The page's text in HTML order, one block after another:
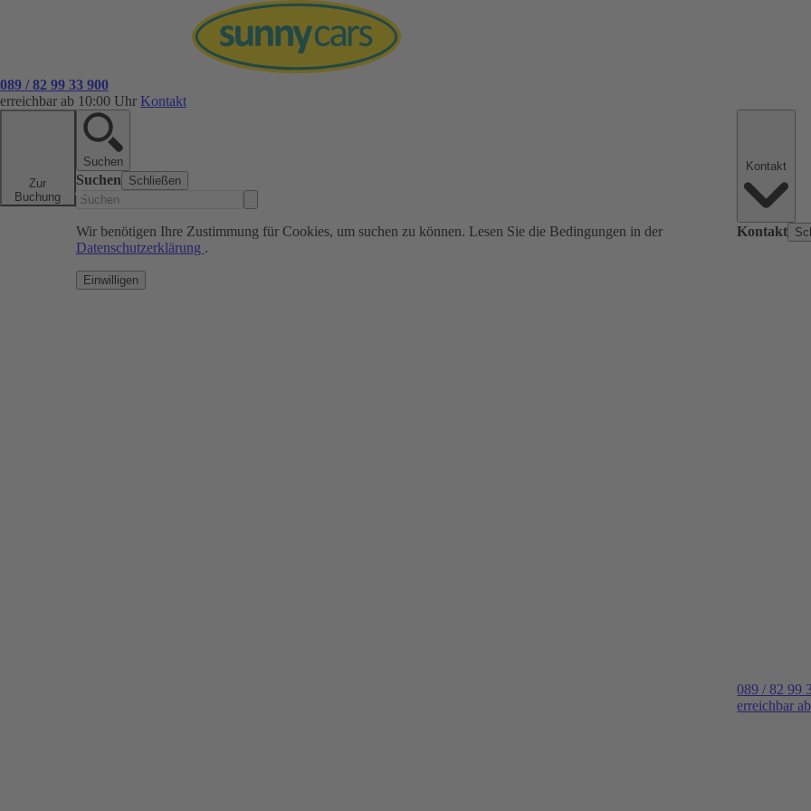
089 / 82 99 33 900
erreichbar ab 10:00 Uhr Kontakt
Zur
Buchung
Suchen
Suchen Schließen
Wir benötigen Ihre Zustimmung für Cookies, um suchen zu können. Lesen Sie die Bedingungen in der
Datenschutzerklärung .
Einwilligen
Kontakt
089 / 82 99
erreichbar